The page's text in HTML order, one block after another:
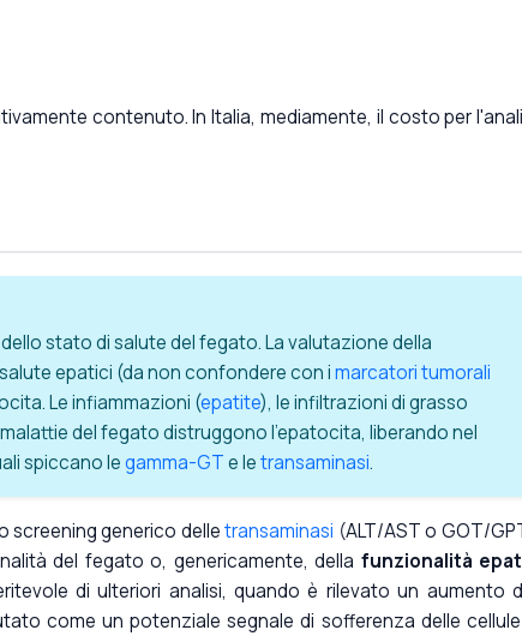
contenuto. In Italia, mediamente, il costo per
stato di salute del fegato. La valutazione della
epatici (da non confondere con imarcatori tumorali
Le infiammazioni (epatite), le infiltrazioni di grasso
del fegato distruggono l'epatocita, liberando nel
spiccano legamma-GTe letransaminasi.
screening generico delletransaminasi (ALT/AST o GOT/
del fegato o, genericamente, della funzionalità
di ulteriori analisi, quando è rilevato un aumento
come un potenziale segnale di sofferenza delle